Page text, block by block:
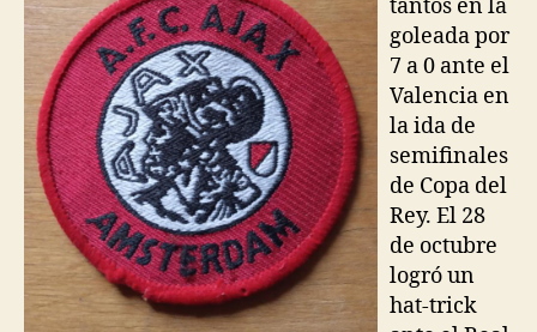
tantos en la
goleada por
7 a 0 ante el
Valencia en
la ida de
semifinales
de Copa del
Rey. El 28
de octubre
logró un
hat-trick